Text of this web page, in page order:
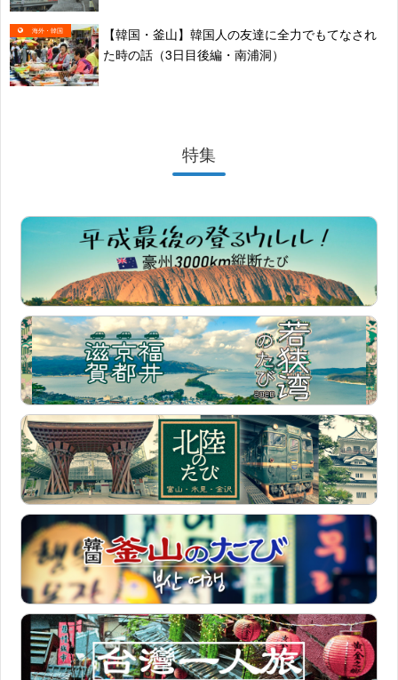
海外・韓国
【韓国・釜山】韓国人の友達に全力でもてなされ
た時の話（3日目後編・南浦洞）
特集